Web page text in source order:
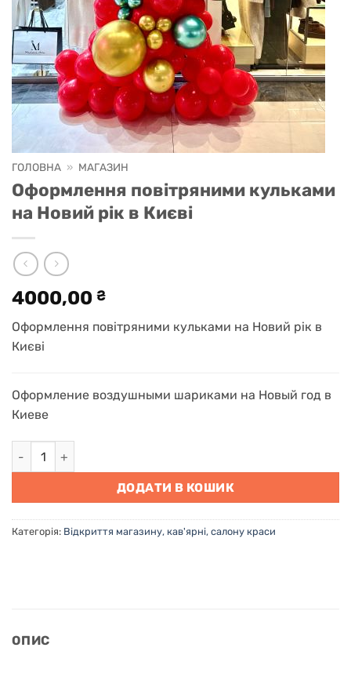
ГОЛОВНА » МАГАЗИН
Оформлення повітряними кульками
на Новий рік в Києві
4000,00 ₴
Оформлення повітряними кульками на Новий рік в
Києві
Оформление воздушными шариками на Новый год в
Киеве
Оформлення повітряними кульками на Новий рік в Києві
ДОДАТИ В КОШИК
Категорія: Відкриття магазину, кав'ярні, салону краси
ОПИС